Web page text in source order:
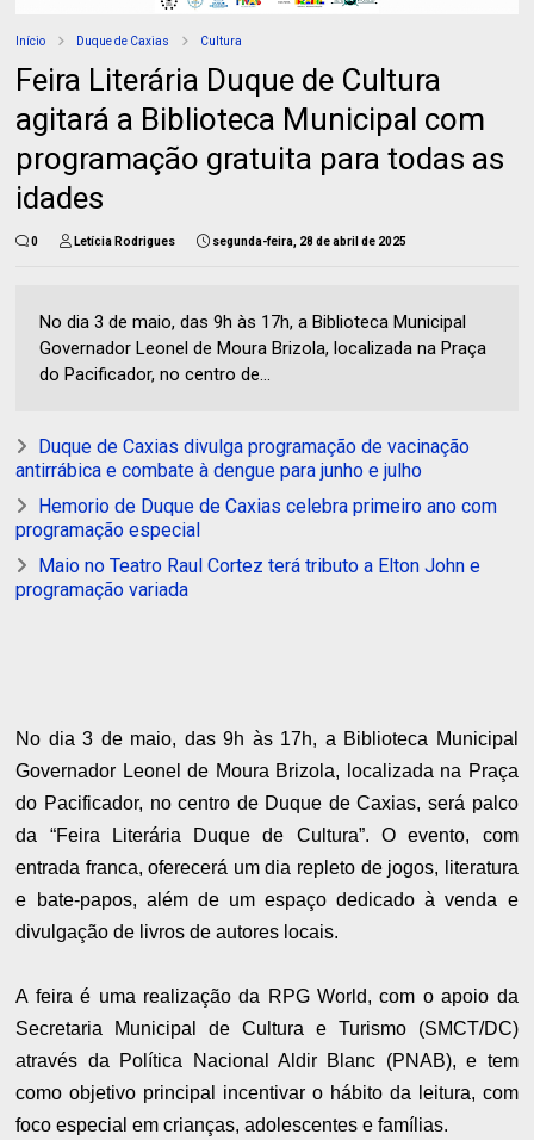
Início Duque de Caxias Cultura
Feira Literária Duque de Cultura
agitará a Biblioteca Municipal com
programação gratuita para todas as
idades
0 Letícia Rodrigues segunda-feira, 28 de abril de 2025
No dia 3 de maio, das 9h às 17h, a Biblioteca Municipal
Governador Leonel de Moura Brizola, localizada na Praça
do Pacificador, no centro de...
Duque de Caxias divulga programação de vacinação
antirrábica e combate à dengue para junho e julho
Hemorio de Duque de Caxias celebra primeiro ano com
programação especial
Maio no Teatro Raul Cortez terá tributo a Elton John e
programação variada
No dia 3 de maio, das 9h às 17h, a Biblioteca Municipal
Governador Leonel de Moura Brizola, localizada na Praça
do Pacificador, no centro de Duque de Caxias, será palco
da “Feira Literária Duque de Cultura”. O evento, com
entrada franca, oferecerá um dia repleto de jogos, literatura
e bate-papos, além de um espaço dedicado à venda e
divulgação de livros de autores locais.
A feira é uma realização da RPG World, com o apoio da
Secretaria Municipal de Cultura e Turismo (SMCT/DC)
através da Política Nacional Aldir Blanc (PNAB), e tem
como objetivo principal incentivar o hábito da leitura, com
foco especial em crianças, adolescentes e famílias.